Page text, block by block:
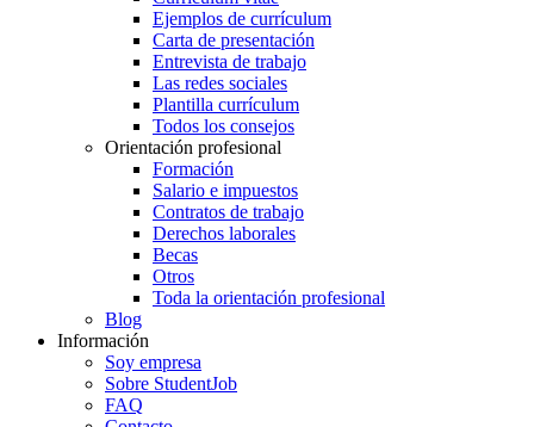
Ejemplos de currículum
Carta de presentación
Entrevista de trabajo
Las redes sociales
Plantilla currículum
Todos los consejos
Orientación profesional
Formación
Salario e impuestos
Contratos de trabajo
Derechos laborales
Becas
Otros
Toda la orientación profesional
Blog
Información
Soy empresa
Sobre StudentJob
FAQ